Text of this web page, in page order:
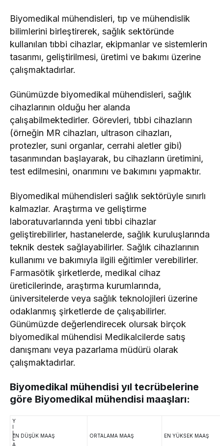
Biyomedikal mühendisleri, tıp ve mühendislik
bilimlerini birleştirerek, sağlık sektöründe
kullanılan tıbbi cihazlar, ekipmanlar ve sistemlerin
tasarımı, geliştirilmesi, üretimi ve bakımı üzerine
çalışmaktadırlar.
Günümüzde biyomedikal mühendisleri, sağlık
cihazlarının olduğu her alanda
çalışabilmektedirler. Görevleri, tıbbi cihazların
(örneğin MR cihazları, ultrason cihazları,
protezler, suni organlar, cerrahi aletler gibi)
tasarımından başlayarak, bu cihazların üretimini,
test edilmesini, onarımını ve bakımını yapmaktır.
Biyomedikal mühendisleri sağlık sektörüyle sınırlı
kalmazlar. Araştırma ve geliştirme
laboratuvarlarında yeni tıbbi cihazlar
geliştirebilirler, hastanelerde, sağlık kuruluşlarında
teknik destek sağlayabilirler. Sağlık cihazlarının
kullanımı ve bakımıyla ilgili eğitimler verebilirler.
Farmasötik şirketlerde, medikal cihaz
üreticilerinde, araştırma kurumlarında,
üniversitelerde veya sağlık teknolojileri üzerine
odaklanmış şirketlerde de çalışabilirler.
Günümüzde değerlendirecek olursak birçok
biyomedikal mühendisi Medikalcilerde satış
danışmanı veya pazarlama müdürü olarak
çalışmaktadırlar.
Biyomedikal mühendisi yıl tecrübelerine
göre Biyomedikal mühendisi maaşları:
Y
L
L
A
EN DÜŞÜK MAAŞ ORTALAMA MAAŞ EN YÜKSEK MAAŞ